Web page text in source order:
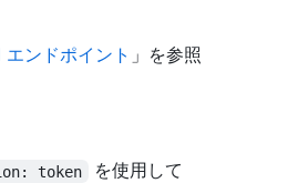
ンドポイント 」を参照
token
を使用して